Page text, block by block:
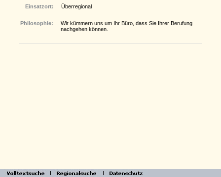
Einsatzort: Überregional
Philosophie:
Wir kümmern uns um Ihr Büro, dass Sie Ihrer Berufung
nachgehen können.